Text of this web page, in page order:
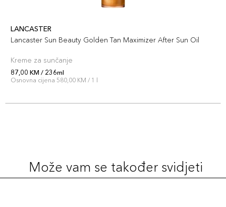
LANCASTER
Lancaster Sun Beauty Golden Tan Maximizer After Sun Oil
Kreme za sunčanje
87,00 KM / 236ml
Osnovna cijena 580,00 KM / 1 l
Može vam se također svidjeti